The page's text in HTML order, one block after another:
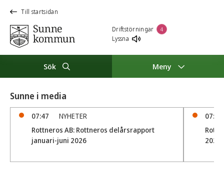
Till startsidan
Driftstörningar 4
Lyssna
Sök Meny
Sunne i media
07:47
NYHETER
Rottneros AB: Rottneros delårsrapport
januari-juni 2026
07:32
2026